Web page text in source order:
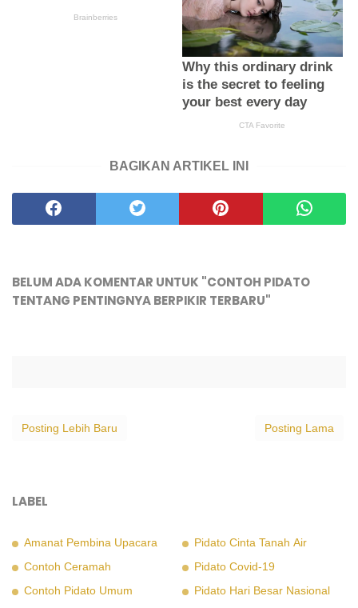
BAGIKAN ARTIKEL INI
BELUM ADA KOMENTAR UNTUK "CONTOH PIDATO
TENTANG PENTINGNYA BERPIKIR TERBARU"
Posting Lebih Baru Posting Lama
LABEL
Amanat Pembina Upacara
Contoh Ceramah
Contoh Pidato Umum
Pidato Cinta Tanah Air
Pidato Covid-19
Pidato Hari Besar Nasional